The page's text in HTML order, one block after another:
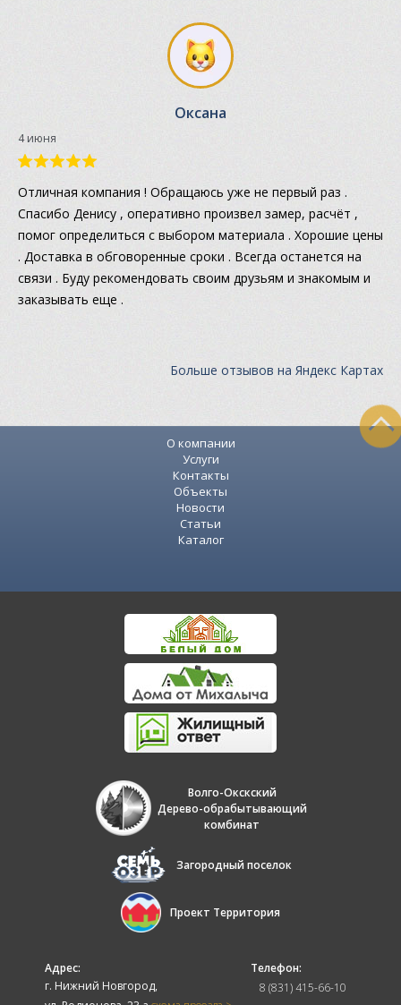
Оксана
4 июня
Отличная компания ! Обращаюсь уже не первый раз .
Спасибо Денису , оперативно произвел замер, расчёт ,
помог определиться с выбором материала . Хорошие цены
. Доставка в обговоренные сроки . Всегда останется на
связи . Буду рекомендовать своим друзьям и знакомым и
заказывать еще .
Больше отзывов на Яндекс Картах
О компании
Услуги
Контакты
Объекты
Новости
Статьи
Каталог
Волго-Окскский
Дерево-обрабытывающий
комбинат
Загородный поселок
Проект Территория
Адрес:
г. Нижний Новгород,
Телефон:
8 (831) 415-66-10